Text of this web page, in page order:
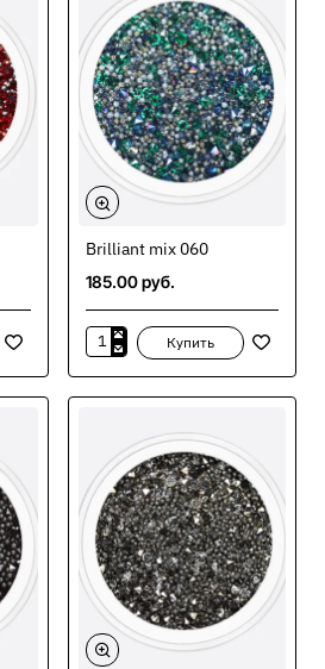
Brilliant mix 060
185.00 руб.
Brilliant
mix
060
Купить